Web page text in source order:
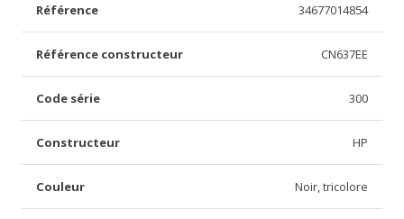
Référence 34677014854
Référence constructeur CN637EE
Code série 300
Constructeur HP
Couleur Noir, tricolore